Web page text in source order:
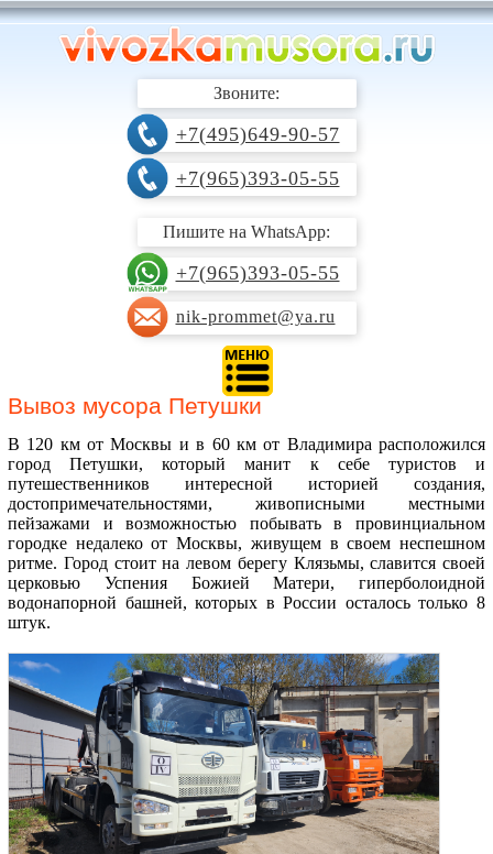
Звоните:
+7(495)649-90-57
+7(965)393-05-55
Пишите на WhatsApp:
+7(965)393-05-55
nik-prommet@ya.ru
Вывоз мусора Петушки
В 120 км от Москвы и в 60 км от Владимира расположился
город Петушки, который манит к себе туристов и
путешественников интересной историей создания,
достопримечательностями, живописными местными
пейзажами и возможностью побывать в провинциальном
городке недалеко от Москвы, живущем в своем неспешном
ритме. Город стоит на левом берегу Клязьмы, славится своей
церковью Успения Божией Матери, гиперболоидной
водонапорной башней, которых в России осталось только 8
штук.